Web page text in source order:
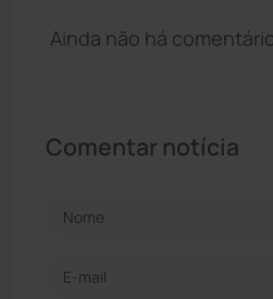
Ainda não há
Comentar notícia